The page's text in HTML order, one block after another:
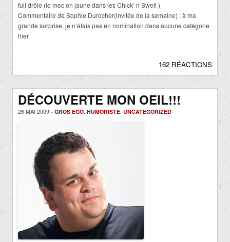
full drôle (le mec en jaune dans les Chick’ n Swell )
Commentaire de Sophie Durocher(invitée de la semaine) : à ma
grande surprise, je n’étais pas en nomination dans aucune catégorie
hier.
162 RÉACTIONS
DÉCOUVERTE MON OEIL!!!
26 MAI 2009 - GROS EGO, HUMORISTE, UNCATEGORIZED